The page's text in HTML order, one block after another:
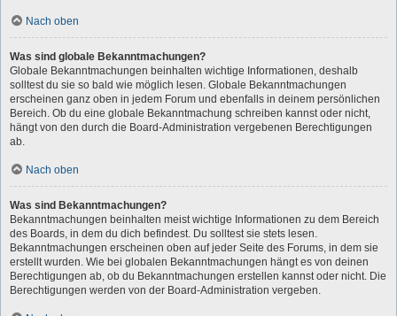
Nach oben
Was sind globale Bekanntmachungen?
Globale Bekanntmachungen beinhalten wichtige Informationen, deshalb
solltest du sie so bald wie möglich lesen. Globale Bekanntmachungen
erscheinen ganz oben in jedem Forum und ebenfalls in deinem persönlichen
Bereich. Ob du eine globale Bekanntmachung schreiben kannst oder nicht,
hängt von den durch die Board-Administration vergebenen Berechtigungen
ab.
Nach oben
Was sind Bekanntmachungen?
Bekanntmachungen beinhalten meist wichtige Informationen zu dem Bereich
des Boards, in dem du dich befindest. Du solltest sie stets lesen.
Bekanntmachungen erscheinen oben auf jeder Seite des Forums, in dem sie
erstellt wurden. Wie bei globalen Bekanntmachungen hängt es von deinen
Berechtigungen ab, ob du Bekanntmachungen erstellen kannst oder nicht. Die
Berechtigungen werden von der Board-Administration vergeben.